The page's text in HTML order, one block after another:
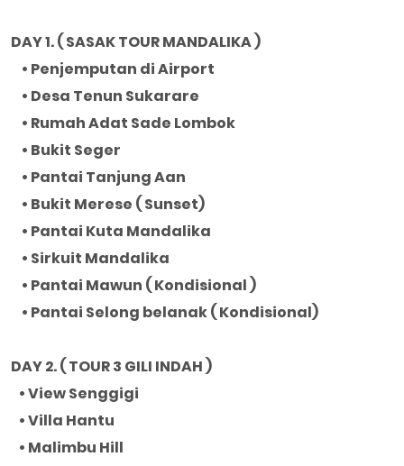
DAY 1. ( SASAK TOUR MANDALIKA )
• Penjemputan di Airport
• Desa Tenun Sukarare
• Rumah Adat Sade Lombok
• Bukit Seger
• Pantai Tanjung Aan
• Bukit Merese ( Sunset)
• Pantai Kuta Mandalika
• Sirkuit Mandalika
• Pantai Mawun ( Kondisional )
• Pantai Selong belanak ( Kondisional)
DAY 2. ( TOUR 3 GILI INDAH )
• View Senggigi
• Villa Hantu
• Malimbu Hill